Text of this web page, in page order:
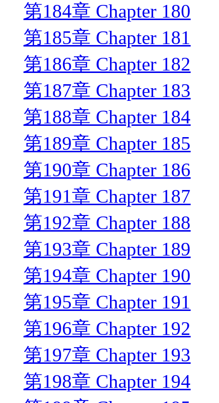
第184章 Chapter 180
第185章 Chapter 181
第186章 Chapter 182
第187章 Chapter 183
第188章 Chapter 184
第189章 Chapter 185
第190章 Chapter 186
第191章 Chapter 187
第192章 Chapter 188
第193章 Chapter 189
第194章 Chapter 190
第195章 Chapter 191
第196章 Chapter 192
第197章 Chapter 193
第198章 Chapter 194